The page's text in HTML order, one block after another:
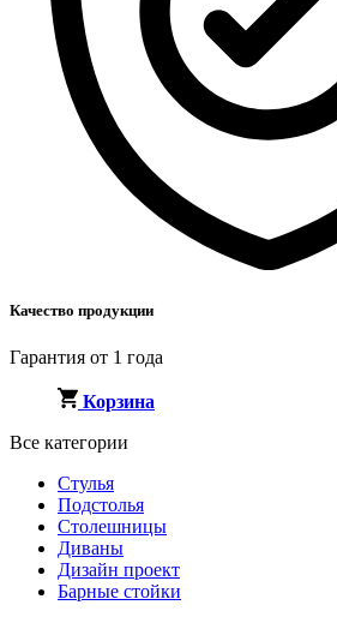
Качество продукции
Гарантия от 1 года
Корзина
Все категории
Стулья
Подстолья
Столешницы
Диваны
Дизайн проект
Барные стойки